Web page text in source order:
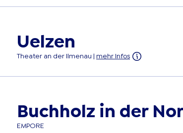
Uelzen
Theater an der Ilmenau mehr Infos
Buchholz in der
EMPORE